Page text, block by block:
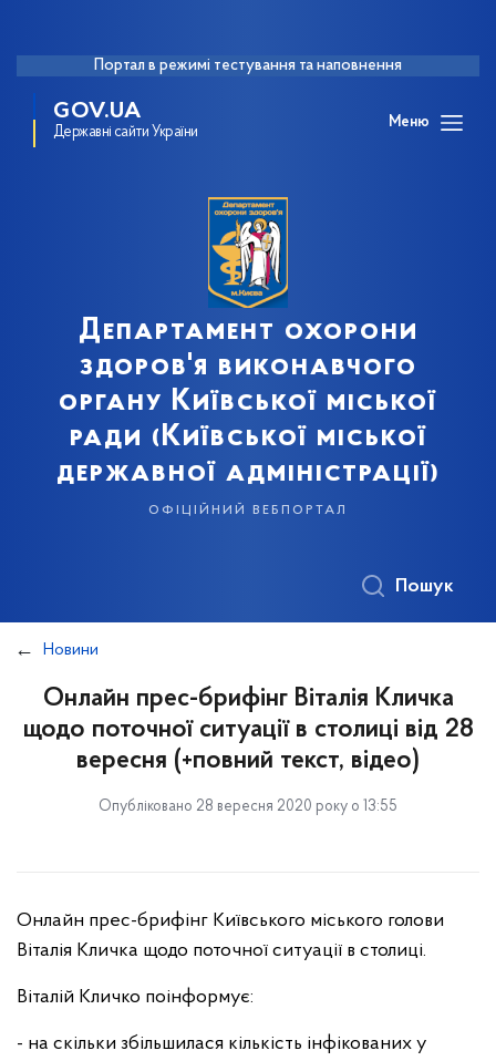
Портал в режимі тестування та наповнення
GOV.UA
Державні сайти України
Меню
Департамент охорони
здоров'я виконавчого
органу Київської міської
ради (Київської міської
державної адміністрації)
офіційний вебпортал
Пошук
Новини
Онлайн прес-брифінг Віталія Кличка
щодо поточної ситуації в столиці від 28
вересня (+повний текст, відео)
Опубліковано 28 вересня 2020 року о 13:55
Онлайн прес-брифінг Київського міського голови
Віталія Кличка щодо поточної ситуації в столиці.
Віталій Кличко поінформує:
- на скільки збільшилася кількість інфікованих у